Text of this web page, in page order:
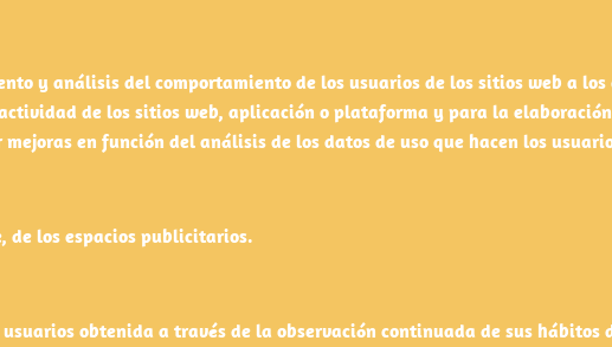
y análisis del comportamiento de los usuarios de los sitios web a
de los sitios web, aplicación o plataforma y para la
en función del análisis de los datos de uso que hacen los
de los espacios publicitarios.
obtenida a través de la observación continuada de sus